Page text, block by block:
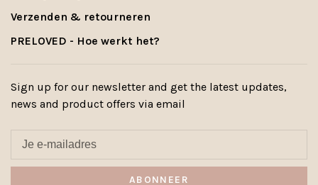
Verzenden & retourneren
PRELOVED - Hoe werkt het?
Sign up for our newsletter and get the latest updates,
news and product offers via email
ABONNEER